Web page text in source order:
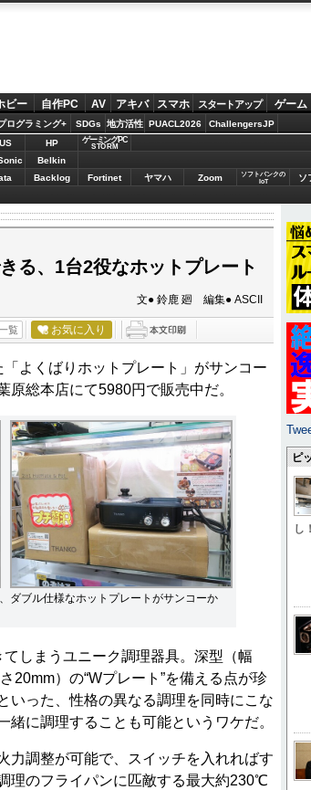
ビー 自作PC AV アキバ スマホ スタートアップ ゲーム
ログラミング+ SDGs 地方活性 PUACL2026 ChallengersJP
HP ゲーミングPC
STORM
Belkin
Backlog Fortinet ヤマハ Zoom
ソフトバンクの
IoT
ソ
る、1台2役なホットプレート
文● 鈴鹿 廻 編集● ASCII
覧 お気に入り
よくばりホットプレート」がサンコー
総本店にて5980円で販売中だ。
ダブル仕様なホットプレートがサンコーか
しまうユニーク調理器具。深型（幅
20mm）の“Wプレート”を備える点が珍
いった、性格の異なる調理を同時にこな
に調理することも可能というワケだ。
調整が可能で、スイッチを入れればす
理のフライパンに匹敵する最大約230℃
ピ
し！